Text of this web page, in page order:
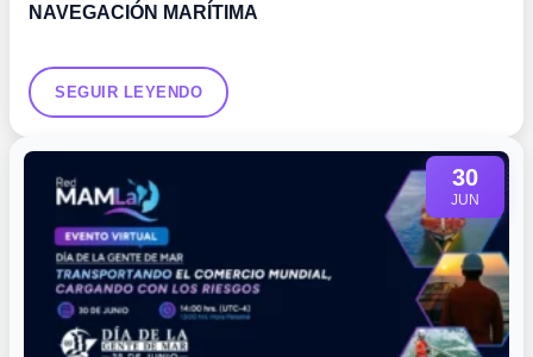
NAVEGACIÓN MARÍTIMA
SEGUIR LEYENDO
30
JUN